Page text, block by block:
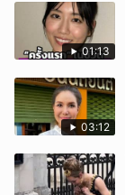
01:13
03:12